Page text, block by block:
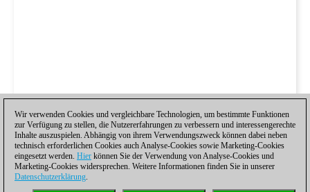
Wir verwenden Cookies und vergleichbare Technologien, um bestimmte Funktionen
zur Verfügung zu stellen, die Nutzererfahrungen zu verbessern und interessengerechte
Inhalte auszuspielen. Abhängig von ihrem Verwendungszweck können dabei neben
technisch erforderlichen Cookies auch Analyse-Cookies sowie Marketing-Cookies
eingesetzt werden. Hier können Sie der Verwendung von Analyse-Cookies und
Marketing-Cookies widersprechen. Weitere Informationen finden Sie in unserer
Datenschutzerklärung.